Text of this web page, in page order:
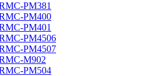
PM381
PM400
PM401
PM4506
PM4507
M902
PM504